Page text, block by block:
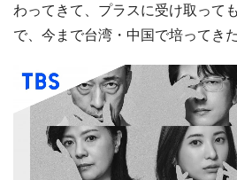
わってきて、プラスに受け取って
で、今まで台湾・中国で培ってき